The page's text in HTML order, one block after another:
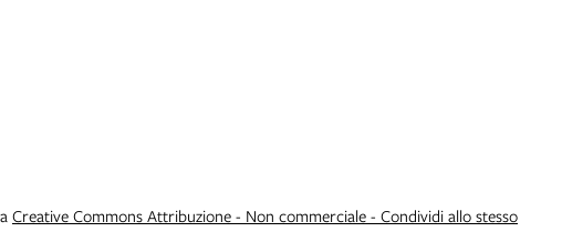
Creative Commons Attribuzione - Non commerciale - Condividi allo stesso